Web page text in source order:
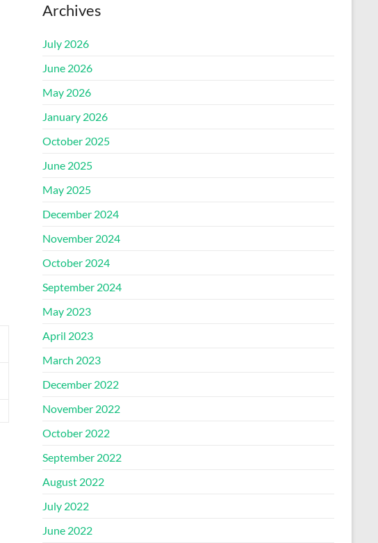
Archives
July 2026
June 2026
May 2026
January 2026
October 2025
June 2025
May 2025
December 2024
November 2024
October 2024
September 2024
May 2023
April 2023
March 2023
December 2022
November 2022
October 2022
September 2022
August 2022
July 2022
June 2022